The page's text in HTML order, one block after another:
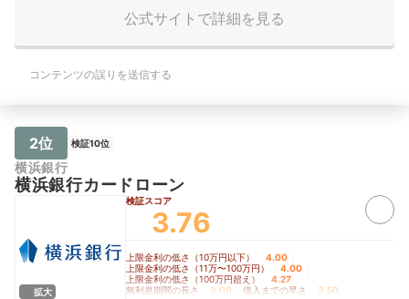
公式サイトで詳細を見る
コンテンツの誤りを送信する
2位 検証10位
横浜銀行
横浜銀行カードローン
拡大
検証スコア
3.76
上限金利の低さ（10万円以下） 4.00
上限金利の低さ（11万〜100万円） 4.00
上限金利の低さ（100万円超え） 4.27
無利息期間の長さ 3.00 借入までの早さ 3.50